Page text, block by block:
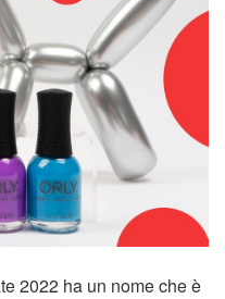
2022 ha un nome che è